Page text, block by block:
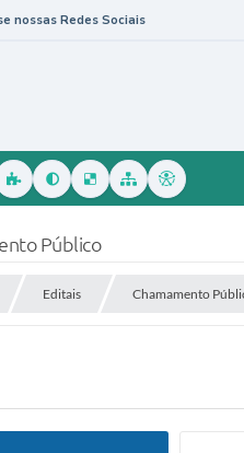
nossas Redes Sociais
Público
Editais Chamamento